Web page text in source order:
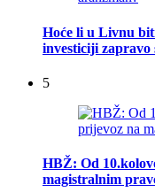
Hoće li u Livnu
investiciji
5
HBŽ: Od
magistralnim